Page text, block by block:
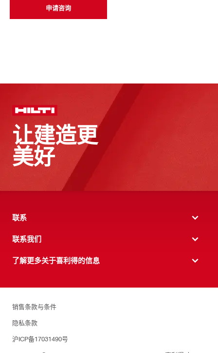
申请咨询
让建造更
美好
联系
联系我们
了解更多关于喜利得的信息
销售条款与条件
隐私条款
沪ICP备17031490号